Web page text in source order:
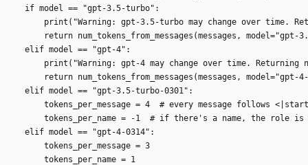
    if model == "gpt-3.5-turbo":
print("Warning: gpt-3.5-turbo may change over time.
return num_tokens_from_messages(messages, model="gpt-
    elif model == "gpt-4":
print("Warning: gpt-4 may change over time. Returning
return num_tokens_from_messages(messages, model="gpt-
    elif model == "gpt-3.5-turbo-0301":
tokens_per_message = 4  # every message follows
tokens_per_name = -1  # if there's a name, the role is
    elif model == "gpt-4-0314":
        tokens_per_message = 3
        tokens_per_name = 1